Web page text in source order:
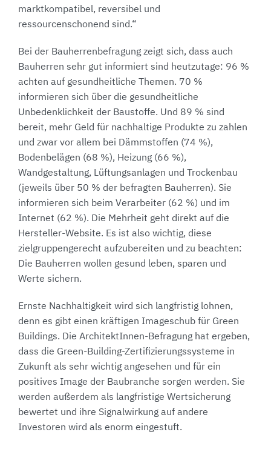
marktkompatibel, reversibel und
ressourcenschonend sind.“
Bei der Bauherrenbefragung zeigt sich, dass auch
Bauherren sehr gut informiert sind heutzutage: 96 %
achten auf gesundheitliche Themen. 70 %
informieren sich über die gesundheitliche
Unbedenklichkeit der Baustoffe. Und 89 % sind
bereit, mehr Geld für nachhaltige Produkte zu zahlen
und zwar vor allem bei Dämmstoffen (74 %),
Bodenbelägen (68 %), Heizung (66 %),
Wandgestaltung, Lüftungsanlagen und Trockenbau
(jeweils über 50 % der befragten Bauherren). Sie
informieren sich beim Verarbeiter (62 %) und im
Internet (62 %). Die Mehrheit geht direkt auf die
Hersteller-Website. Es ist also wichtig, diese
zielgruppengerecht aufzubereiten und zu beachten:
Die Bauherren wollen gesund leben, sparen und
Werte sichern.
Ernste Nachhaltigkeit wird sich langfristig lohnen,
denn es gibt einen kräftigen Imageschub für Green
Buildings. Die ArchitektInnen-Befragung hat ergeben,
dass die Green-Building-Zertifizierungssysteme in
Zukunft als sehr wichtig angesehen und für ein
positives Image der Baubranche sorgen werden. Sie
werden außerdem als langfristige Wertsicherung
bewertet und ihre Signalwirkung auf andere
Investoren wird als enorm eingestuft.